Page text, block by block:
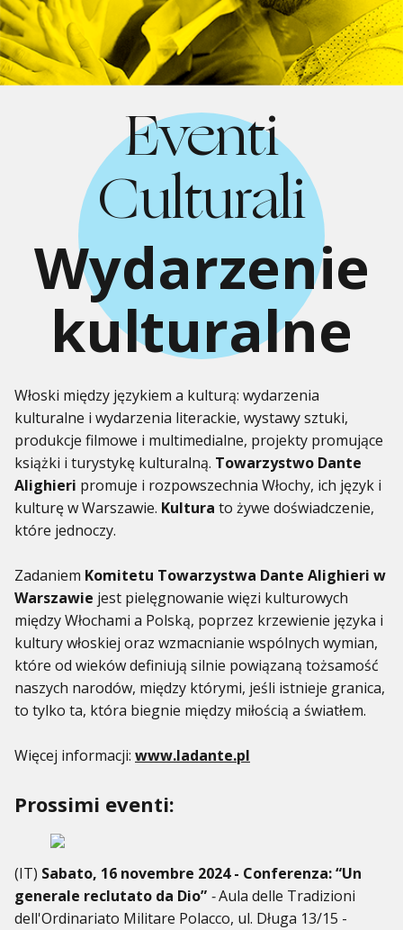
Eventi
Culturali
Wydarzenie
kulturalne
Włoski między językiem a kulturą: wydarzenia
kulturalne i wydarzenia literackie, wystawy sztuki,
produkcje filmowe i multimedialne, projekty promujące
książki i turystykę kulturalną. Towarzystwo Dante
Alighieri promuje i rozpowszechnia Włochy, ich język i
kulturę w Warszawie. Kultura to żywe doświadczenie,
które jednoczy.
Zadaniem Komitetu Towarzystwa Dante Alighieri w
Warszawie jest pielęgnowanie więzi kulturowych
między Włochami a Polską, poprzez krzewienie języka i
kultury włoskiej oraz wzmacnianie wspólnych wymian,
które od wieków definiują silnie powiązaną tożsamość
naszych narodów, między którymi, jeśli istnieje granica,
to tylko ta, która biegnie między miłością a światłem.
Więcej informacji: www.ladante.pl
Prossimi eventi:
(IT) Sabato, 16 novembre 2024 - Conferenza: “Un
generale reclutato da Dio” -Aula delle Tradizioni
dell'Ordinariato Militare Polacco, ul. Długa 13/15 -